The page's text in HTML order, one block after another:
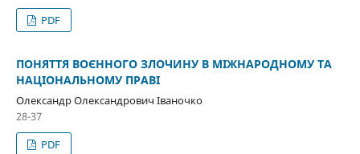
PDF
ПОНЯТТЯ ВОЄННОГО ЗЛОЧИНУ В МІЖНАРОДНОМУ ТА
НАЦІОНАЛЬНОМУ ПРАВІ
Олександр Олександрович Іваночко
28-37
PDF